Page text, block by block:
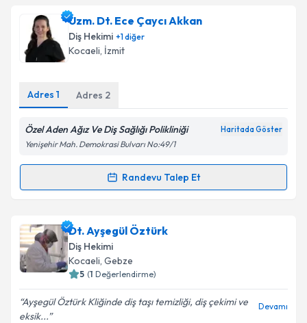
Dt. Esra Demir Korayiçin randevu takvimi talebi
oluşturun. Size bu uzmandan randevu almanız için bir
takvim hazırlandığında e-posta ile bilgilendireceğiz.
Kişisel verilerimin işlenmesine ilişkin
kapsamda işlenmesini kabul ediyorum.
Uzm. Dt. Ece Çaycı Akkan
Diş Hekimi +1diğer
Kocaeli, İzmit
Adres 1 Adres 2
Özel Aden Ağız Ve Diş Sağlığı Polikliniği Haritada Göster
Yenişehir Mah. Demokrasi Bulvarı No:49/1
Randevu Talep Et
Randevu Takvimi Talebi
Uzm. Dt. Ece Çaycı Akkaniçin randevu takvimi talebi
oluşturun. Size bu uzmandan randevu almanız için bir
takvim hazırlandığında e-posta ile bilgilendireceğiz.
Dt. Ayşegül Öztürk
Diş Hekimi
Kocaeli, Gebze
5 (1 Değerlendirme)
Ayşegül Öztürk Kliğinde diş taşı temizliği, diş çekimi ve
eksik...
Devamı